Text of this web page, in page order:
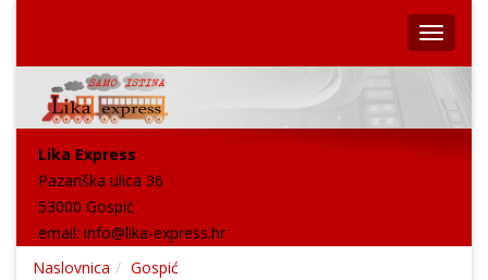
Lika Express
Pazariška ulica 36
53000 Gospić
email: info@lika-express.hr
Naslovnica
Gospić